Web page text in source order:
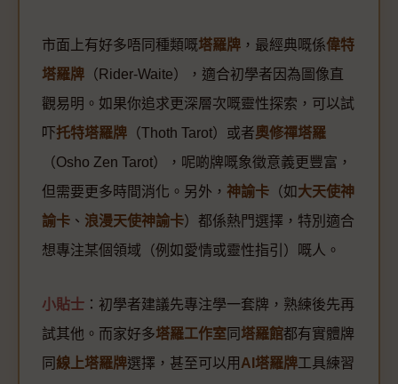
市面上有好多唔同種類嘅塔羅牌 ，最經典嘅係偉特
塔羅牌 （Rider-Waite），適合初學者因為圖像直
觀易明。如果你追求更深層次嘅靈性探索，可以試
吓托特塔羅牌 （Thoth Tarot）或者奧修禪塔羅
（Osho Zen Tarot），呢啲牌嘅象徵意義更豐富，
但需要更多時間消化。另外， 神諭卡 （如 大天使神
諭卡 、 浪漫天使神諭卡）都係熱門選擇，特別適合
想專注某個領域（例如愛情或靈性指引）嘅人。
小貼士 ：初學者建議先專注學一套牌，熟練後先再
試其他。而家好多塔羅工作室 同 塔羅館都有實體牌
同 線上塔羅牌選擇，甚至可以用 AI塔羅牌工具練習